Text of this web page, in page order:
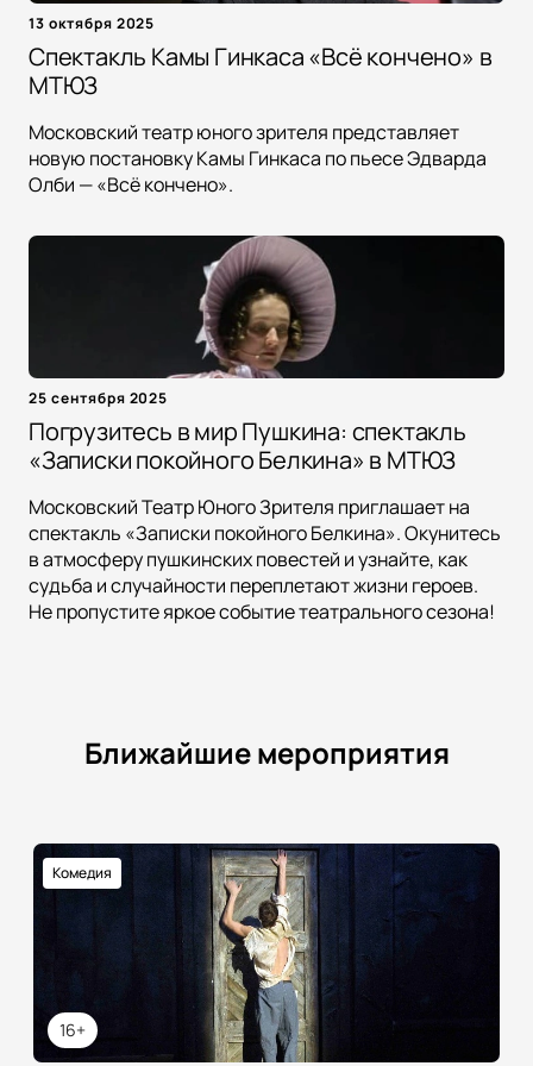
13 октября 2025
Спектакль Камы Гинкаса «Всё кончено» в
МТЮЗ
Московский театр юного зрителя представляет
новую постановку Камы Гинкаса по пьесе Эдварда
Олби — «Всё кончено».
25 сентября 2025
Погрузитесь в мир Пушкина: спектакль
«Записки покойного Белкина» в МТЮЗ
Московский Театр Юного Зрителя приглашает на
спектакль «Записки покойного Белкина». Окунитесь
в атмосферу пушкинских повестей и узнайте, как
судьба и случайности переплетают жизни героев.
Не пропустите яркое событие театрального сезона!
Ближайшие мероприятия
16+
Комедия